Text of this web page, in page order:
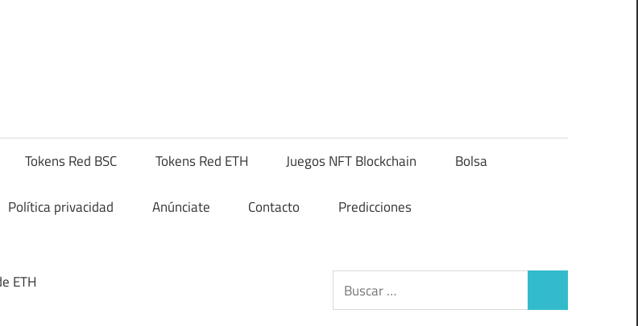
Tokens Red BSC Tokens Red ETH Juegos NFT Blockchain Bolsa
Política privacidad Anúnciate Contacto Predicciones
Buscar: